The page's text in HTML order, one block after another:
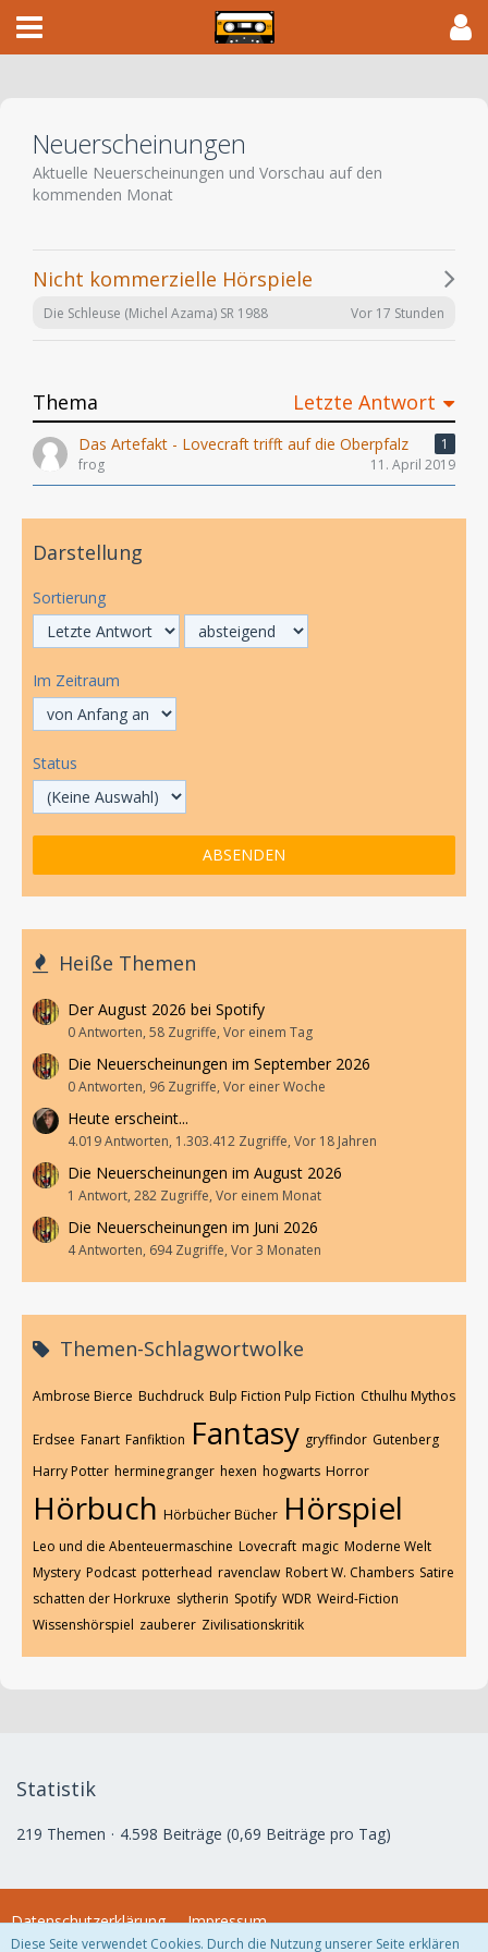
Neuerscheinungen
Aktuelle Neuerscheinungen und Vorschau auf den
kommenden Monat
Nicht kommerzielle Hörspiele
Die Schleuse (Michel Azama) SR 1988 Vor 17 Stunden
Thema Letzte Antwort
Das Artefakt - Lovecraft trifft auf die Oberpfalz
1
frog
11. April 2019
Darstellung
Sortierung
Im Zeitraum
Status
Heiße Themen
Der August 2026 bei Spotify
0 Antworten, 58 Zugriffe, Vor einem Tag
Die Neuerscheinungen im September 2026
0 Antworten, 96 Zugriffe, Vor einer Woche
Heute erscheint...
4.019 Antworten, 1.303.412 Zugriffe, Vor 18 Jahren
Die Neuerscheinungen im August 2026
1 Antwort, 282 Zugriffe, Vor einem Monat
Die Neuerscheinungen im Juni 2026
4 Antworten, 694 Zugriffe, Vor 3 Monaten
Themen-Schlagwortwolke
Ambrose Bierce Buchdruck Bulp Fiction Pulp Fiction Cthulhu Mythos
Erdsee Fanart Fanfiktion Fantasy gryffindor Gutenberg
Harry Potter herminegranger hexen hogwarts Horror
Hörbuch Hörbücher Bücher Hörspiel
Leo und die Abenteuermaschine Lovecraft magic Moderne Welt
Mystery Podcast potterhead ravenclaw Robert W. Chambers Satire
schatten der Horkruxe slytherin Spotify WDR Weird-Fiction
Wissenshörspiel zauberer Zivilisationskritik
Statistik
219 Themen 4.598 Beiträge (0,69 Beiträge pro Tag)
Datenschutzerklärung Impressum
Diese Seite verwendet Cookies. Durch die Nutzung unserer Seite erklären